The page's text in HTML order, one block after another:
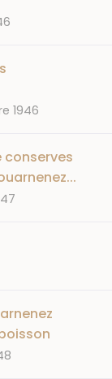
1946
conserves